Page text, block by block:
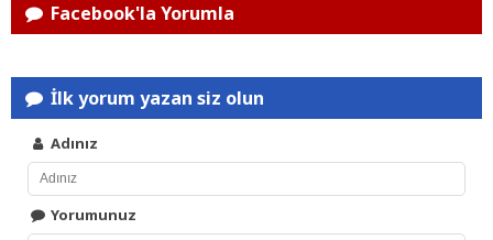
Facebook'la Yorumla
İlk yorum yazan siz olun
Adınız
Yorumunuz